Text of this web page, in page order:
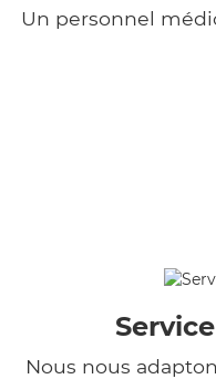
Un personnel
Nous nous